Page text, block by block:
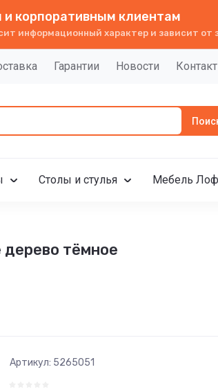
корпоративным клиентам
информационный характер и зависит от
Гарантии Новости
Столы и стулья Мебель
тёмное
Артикул: 5265051